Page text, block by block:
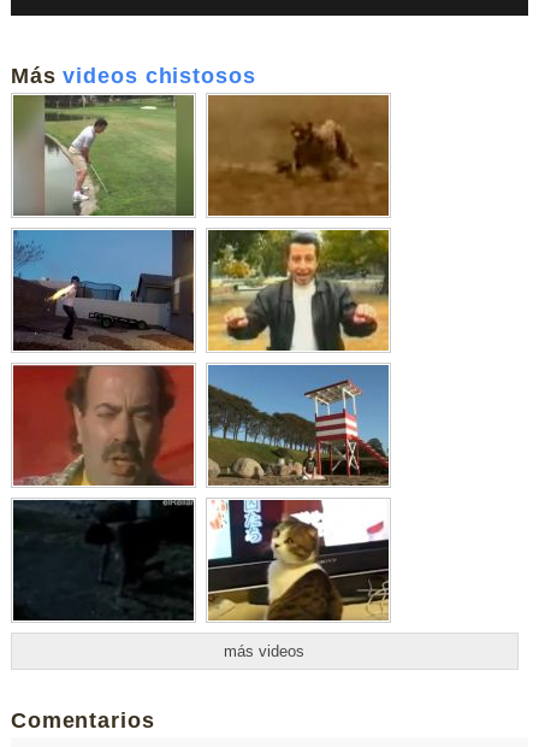
Másvideos chistosos
más videos
Comentarios